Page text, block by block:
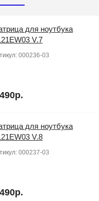
для ноутбука
V.7
000236-03
для ноутбука
V.8
000237-03